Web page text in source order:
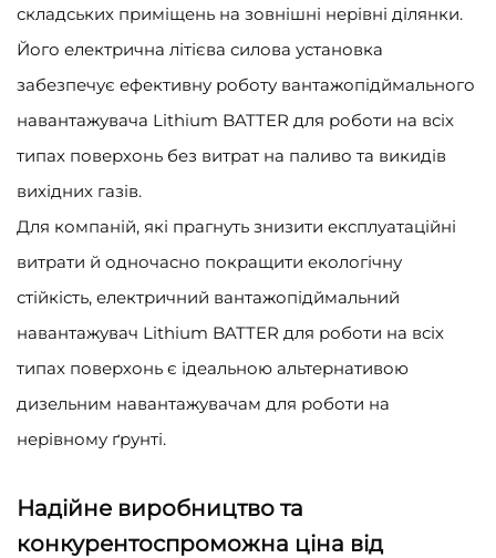
складських приміщень на зовнішні нерівні ділянки.
Його електрична літієва силова установка
забезпечує ефективну роботу вантажопідймального
навантажувача Lithium BATTER для роботи на всіх
типах поверхонь без витрат на паливо та викидів
вихідних газів.
Для компаній, які прагнуть знизити експлуатаційні
витрати й одночасно покращити екологічну
стійкість, електричний вантажопідймальний
навантажувач Lithium BATTER для роботи на всіх
типах поверхонь є ідеальною альтернативою
дизельним навантажувачам для роботи на
нерівному ґрунті.
Надійне виробництво та
конкурентоспроможна ціна від